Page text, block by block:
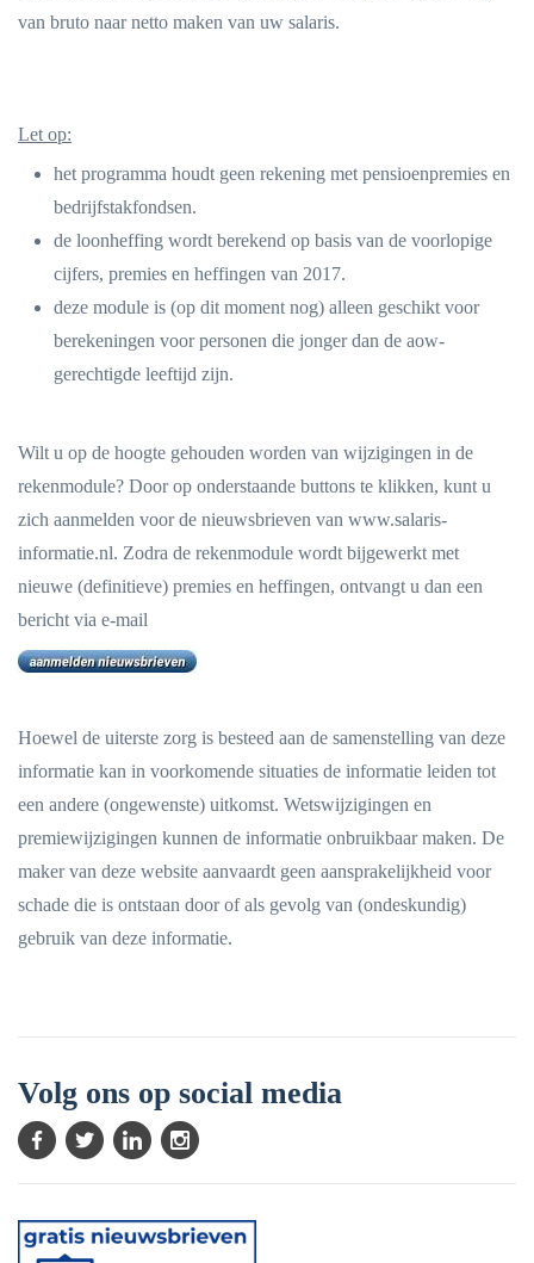
van bruto naar netto maken van uw salaris.
Let op:
het programma houdt geen rekening met pensioenpremies en
bedrijfstakfondsen.
de loonheffing wordt berekend op basis van de voorlopige
cijfers, premies en heffingen van 2017.
deze module is (op dit moment nog) alleen geschikt voor
berekeningen voor personen die jonger dan de aow-
gerechtigde leeftijd zijn.
Wilt u op de hoogte gehouden worden van wijzigingen in de
rekenmodule? Door op onderstaande buttons te klikken, kunt u
zich aanmelden voor de nieuwsbrieven van www.salaris-
informatie.nl. Zodra de rekenmodule wordt bijgewerkt met
nieuwe (definitieve) premies en heffingen, ontvangt u dan een
bericht via e-mail
Hoewel de uiterste zorg is besteed aan de samenstelling van deze
informatie kan in voorkomende situaties de informatie leiden tot
een andere (ongewenste) uitkomst. Wetswijzigingen en
premiewijzigingen kunnen de informatie onbruikbaar maken. De
maker van deze website aanvaardt geen aansprakelijkheid voor
schade die is ontstaan door of als gevolg van (ondeskundig)
gebruik van deze informatie.
Volg ons op social media